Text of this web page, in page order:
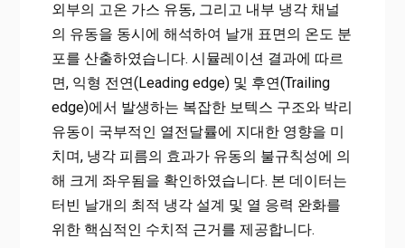
외부의 고온 가스 유동, 그리고 내부 냉각 채널
의 유동을 동시에 해석하여 날개 표면의 온도 분
포를 산출하였습니다. 시뮬레이션 결과에 따르
면, 익형 전연(Leading edge) 및 후연(Trailing
edge)에서 발생하는 복잡한 보텍스 구조와 박리
유동이 국부적인 열전달률에 지대한 영향을 미
치며, 냉각 피름의 효과가 유동의 불규칙성에 의
해 크게 좌우됨을 확인하였습니다. 본 데이터는
터빈 날개의 최적 냉각 설계 및 열 응력 완화를
위한 핵심적인 수치적 근거를 제공합니다.